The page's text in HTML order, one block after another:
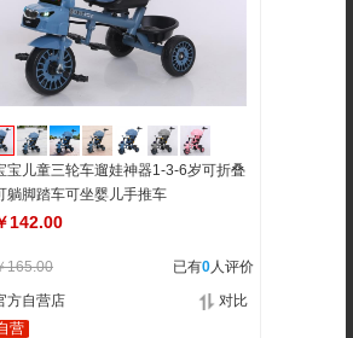
宝儿童三轮车遛娃神器1-3-6岁可折叠
躺脚踏车可坐婴儿手推车
142.00
165.00 已有0人评价
方自营店
对比
营